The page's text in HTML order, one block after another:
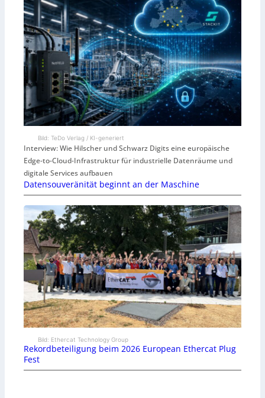
Bild: TeDo Verlag / KI-generiert
Interview: Wie Hilscher und Schwarz Digits eine europäische
Edge-to-Cloud-Infrastruktur für industrielle Datenräume und
digitale Services aufbauen
Datensouveränität beginnt an der Maschine
Bild: Ethercat Technology Group
Rekordbeteiligung beim 2026 European Ethercat Plug
Fest